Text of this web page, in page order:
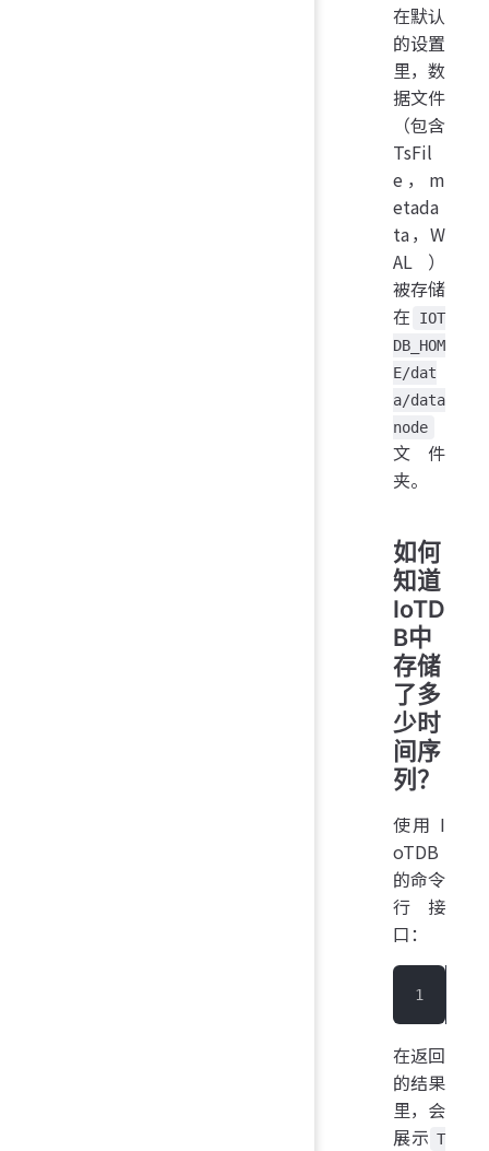
在默认
的设置
里，数
据文件
（包含
TsFil
e，m
etada
ta，W
AL）
被存储
在
IOT
DB_HOM
E/dat
a/data
node
文件
夹。
如何
知道
IoTD
B中
存储
了多
少时
间序
列？
使用 I
oTDB
的命令
行接
口：
在返回
的结果
里，会
展示 T